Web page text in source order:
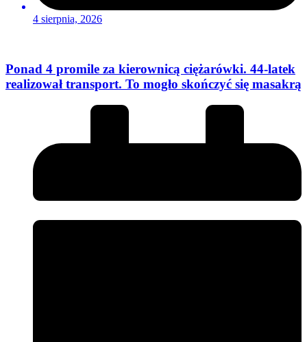
4 sierpnia, 2026
Ponad 4 promile za kierownicą ciężarówki. 44-latek
realizował transport. To mogło skończyć się masakrą